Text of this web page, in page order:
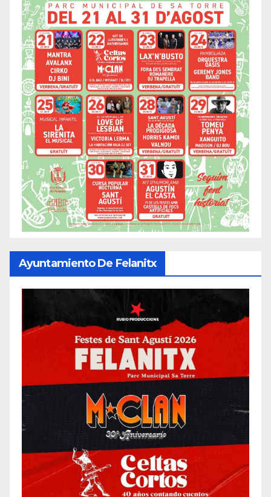
Ayuntamiento De Felanitx